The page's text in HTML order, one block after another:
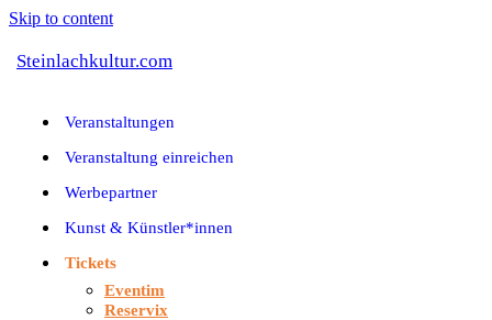
Skip to content
Steinlachkultur.com
Veranstaltungen
Veranstaltung einreichen
Werbepartner
Kunst & Künstler*innen
Tickets
Eventim
Reservix